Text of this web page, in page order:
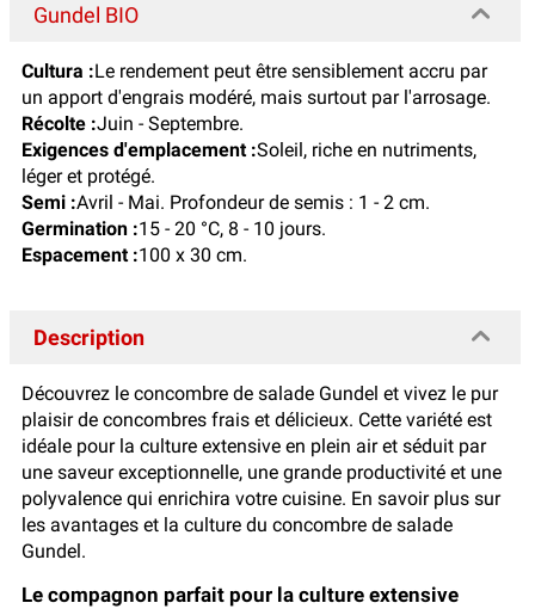
Gundel BIO
Cultura :Le rendement peut être sensiblement accru par
un apport d'engrais modéré, mais surtout par l'arrosage.
Récolte :Juin - Septembre.
Exigences d'emplacement :Soleil, riche en nutriments,
léger et protégé.
Semi :Avril - Mai. Profondeur de semis : 1 - 2 cm.
Germination :15 - 20 °C, 8 - 10 jours.
Espacement :100 x 30 cm.
Description
Découvrez le concombre de salade Gundel et vivez le pur
plaisir de concombres frais et délicieux. Cette variété est
idéale pour la culture extensive en plein air et séduit par
une saveur exceptionnelle, une grande productivité et une
polyvalence qui enrichira votre cuisine. En savoir plus sur
les avantages et la culture du concombre de salade
Gundel.
Le compagnon parfait pour la culture extensive